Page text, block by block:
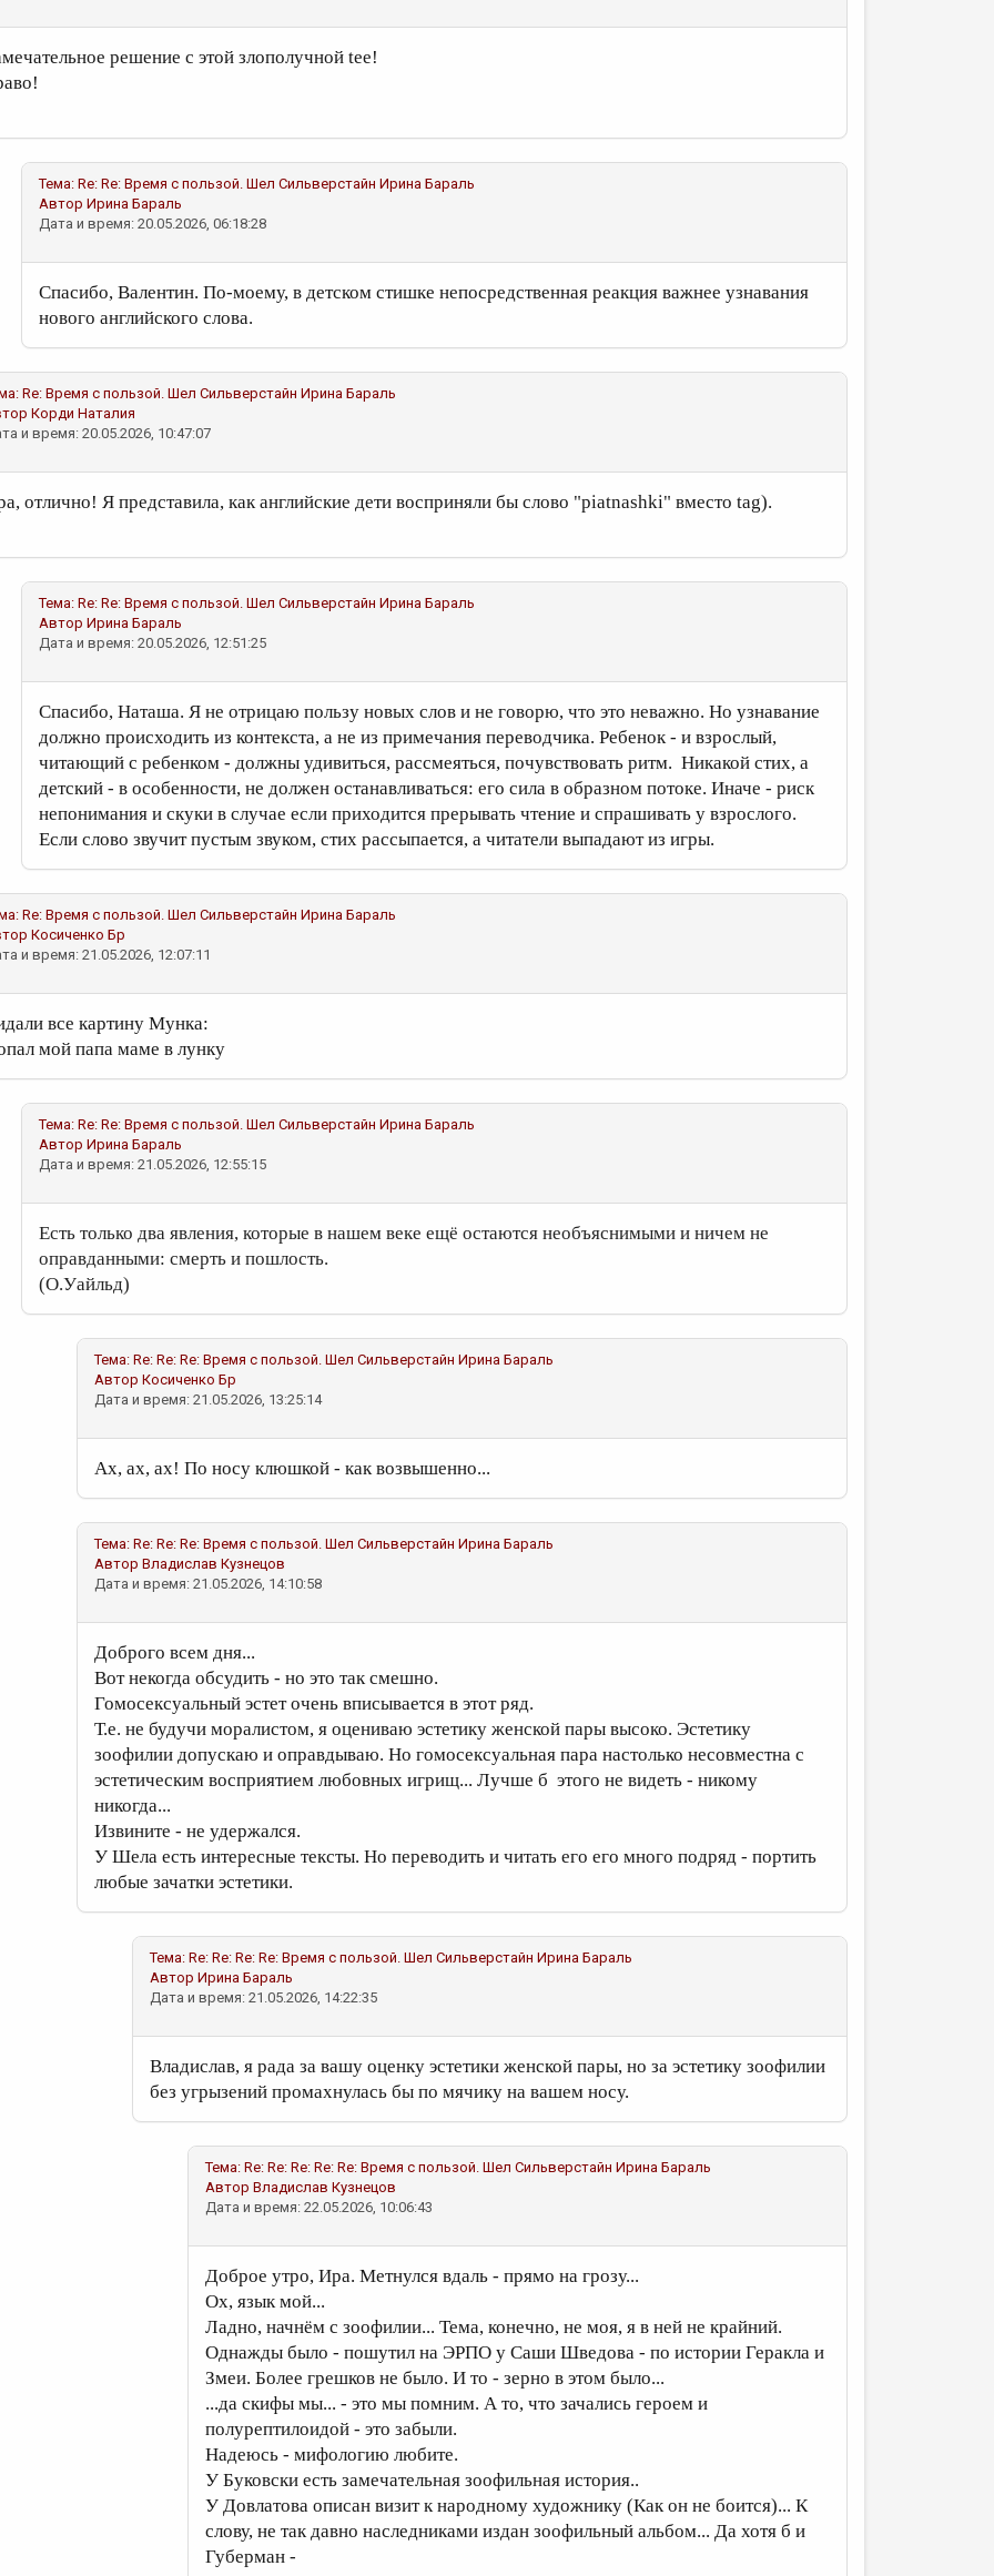
решение с этой злополучной tee!
Тема: Re: Re: Время с пользой. Шел Сильверстайн Ирина Бараль
Автор Ирина Бараль
Дата и время: 20.05.2026, 06:18:28
Спасибо, Валентин. По-моему, в детском стишке непосредственная реакция важнее узнавания
нового английского слова.
Re: Время с пользой. Шел Сильверстайн Ирина Бараль
Корди Наталия
и время: 20.05.2026, 10:47:07
отлично! Я представила, как английские дети восприняли бы слово "piatnashki" вместо tag).
Тема: Re: Re: Время с пользой. Шел Сильверстайн Ирина Бараль
Автор Ирина Бараль
Дата и время: 20.05.2026, 12:51:25
Спасибо, Наташа. Я не отрицаю пользу новых слов и не говорю, что это неважно. Но узнавание
должно происходить из контекста, а не из примечания переводчика. Ребенок - и взрослый,
читающий с ребенком - должны удивиться, рассмеяться, почувствовать ритм. Никакой стих, а
детский - в особенности, не должен останавливаться: его сила в образном потоке. Иначе - риск
непонимания и скуки в случае если приходится прерывать чтение и спрашивать у взрослого.
Если слово звучит пустым звуком, стих рассыпается, а читатели выпадают из игры.
Re: Время с пользой. Шел Сильверстайн Ирина Бараль
Косиченко Бр
и время: 21.05.2026, 12:07:11
все картину Мунка:
мой папа маме в лунку
Тема: Re: Re: Время с пользой. Шел Сильверстайн Ирина Бараль
Автор Ирина Бараль
Дата и время: 21.05.2026, 12:55:15
Есть только два явления, которые в нашем веке ещё остаются необъяснимыми и ничем не
оправданными: смерть и пошлость.
(О.Уайльд)
Тема: Re: Re: Re: Время с пользой. Шел Сильверстайн Ирина Бараль
Автор Косиченко Бр
Дата и время: 21.05.2026, 13:25:14
Ах, ах, ах! По носу клюшкой - как возвышенно...
Тема: Re: Re: Re: Время с пользой. Шел Сильверстайн Ирина Бараль
Автор Владислав Кузнецов
Дата и время: 21.05.2026, 14:10:58
Доброго всем дня...
Вот некогда обсудить - но это так смешно.
Гомосексуальный эстет очень вписывается в этот ряд.
Т.е. не будучи моралистом, я оцениваю эстетику женской пары высоко. Эстетику
зоофилии допускаю и оправдываю. Но гомосексуальная пара настолько несовместна с
эстетическим восприятием любовных игрищ... Лучше б этого не видеть - никому
никогда...
Извините - не удержался.
У Шела есть интересные тексты. Но переводить и читать его его много подряд - портить
любые зачатки эстетики.
Тема: Re: Re: Re: Re: Время с пользой. Шел Сильверстайн Ирина Бараль
Автор Ирина Бараль
Дата и время: 21.05.2026, 14:22:35
Владислав, я рада за вашу оценку эстетики женской пары, но за эстетику зоофилии
без угрызений промахнулась бы по мячику на вашем носу.
Тема: Re: Re: Re: Re: Re: Время с пользой. Шел Сильверстайн Ирина Бараль
Автор Владислав Кузнецов
Дата и время: 22.05.2026, 10:06:43
Доброе утро, Ира. Метнулся вдаль - прямо на грозу...
Ох, язык мой...
Ладно, начнём с зоофилии... Тема, конечно, не моя, я в ней не крайний.
Однажды было - пошутил на ЭРПО у Саши Шведова - по истории Геракла и
Змеи. Более грешков не было. И то - зерно в этом было...
...да скифы мы... - это мы помним. А то, что зачались героем и
полурептилоидой - это забыли.
Надеюсь - мифологию любите.
У Буковски есть замечательная зоофильная история..
У Довлатова описан визит к народному художнику (Как он не боится)... К
слову, не так давно наследниками издан зоофильный альбом... Да хотя б и
Губерман -